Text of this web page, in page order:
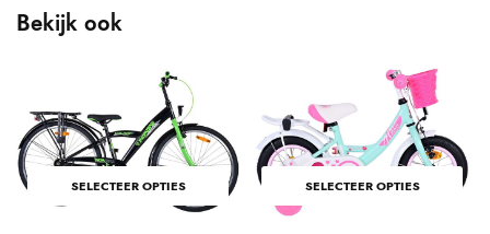
Bekijk ook
SELECTEER OPTIES SELECTEER OPTIES